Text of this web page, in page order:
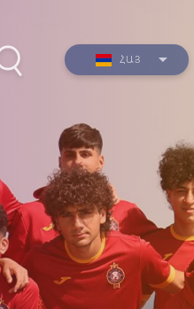
Լուսանկարներ
Տեսանյութեր
ՀԱՅ